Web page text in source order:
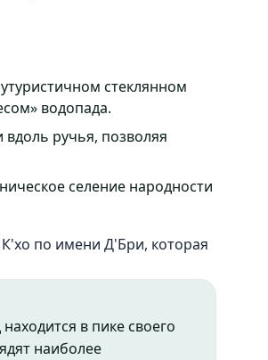
стеклянном
водопада.
вдоль ручья, позволяя
селение народности
по имени Д'Бри, которая
в пике своего
наиболее